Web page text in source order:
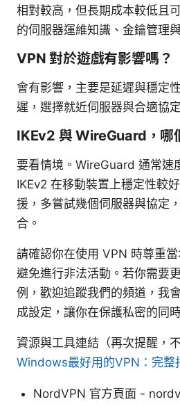
相對較高，但長期成本較低且
的伺服器運維知識、金鑰管理
VPN 對於遊戲有影響嗎？
會有影響，主要是延遲與穩定
遲，選擇就近伺服器與合適協
IKEv2 與 WireGuard，哪
要看情境。WireGuard 通常速
IKEv2 在移動裝置上穩定性較
援，多嘗試幾個伺服器與協定
合。
請確認你在使用 VPN 時尊重當
避免進行非法活動。若你需要
例，歡迎追蹤我們的頻道，我
成設定，讓你在保護私密的同
資源與工具連結（再次提醒，
Windows最好用的VPN：完整
NordVPN 官方頁面 -